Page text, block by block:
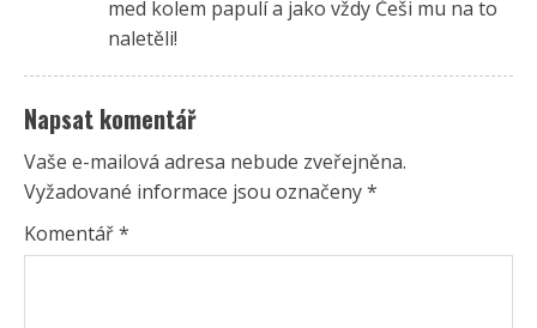
med kolem papulí a jako vždy Češi mu na to
naletěli!
Napsat komentář
Vaše e-mailová adresa nebude zveřejněna.
Vyžadované informace jsou označeny*
Komentář*